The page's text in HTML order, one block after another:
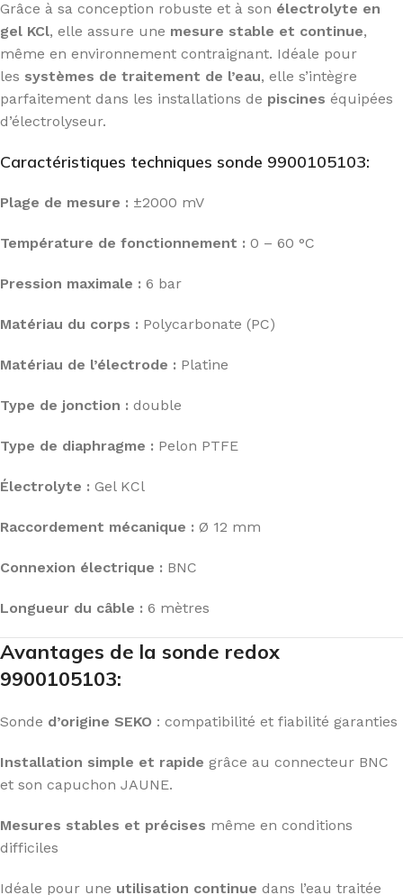
Grâce à sa conception robuste et à son électrolyte en
gel KCl, elle assure une mesure stable et continue,
même en environnement contraignant. Idéale pour
les systèmes de traitement de l’eau, elle s’intègre
parfaitement dans les installations de piscines équipées
d’électrolyseur.
Caractéristiques techniques sonde 9900105103:
Plage de mesure : ±2000 mV
Température de fonctionnement : 0 – 60 °C
Pression maximale : 6 bar
Matériau du corps : Polycarbonate (PC)
Matériau de l’électrode : Platine
Type de jonction : double
Type de diaphragme : Pelon PTFE
Électrolyte : Gel KCl
Raccordement mécanique : Ø 12 mm
Connexion électrique : BNC
Longueur du câble : 6 mètres
Avantages de la sonde redox
9900105103:
Sonde d’origine SEKO : compatibilité et fiabilité garanties
Installation simple et rapide grâce au connecteur BNC
et son capuchon JAUNE.
Mesures stables et précises même en conditions
difficiles
Idéale pour une utilisation continue dans l’eau traitée